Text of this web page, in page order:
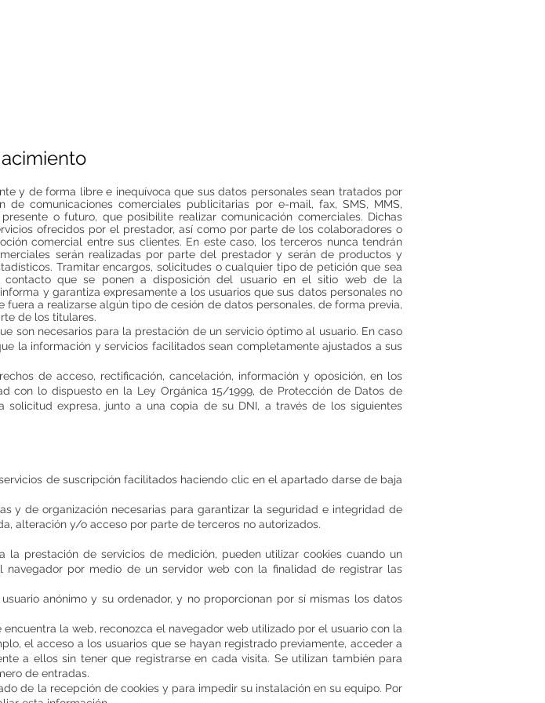
y de forma libre e inequívoca que sus datos personales sean tratados por
comunicaciones comerciales publicitarias por e-mail, fax, SMS, MMS,
o futuro, que posibilite realizar comunicación comerciales. Dichas
ofrecidos por el prestador, así como por parte de los colaboradores o
comercial entre sus clientes. En este caso, los terceros nunca tendrán
serán realizadas por parte del prestador y serán de productos y
Tramitar encargos, solicitudes o cualquier tipo de petición que sea
que se ponen a disposición del usuario en el sitio web de la
y garantiza expresamente a los usuarios que sus datos personales no
a realizarse algún tipo de cesión de datos personales, de forma previa,
de los titulares.
son necesarios para la prestación de un servicio óptimo al usuario. En caso
la información y servicios facilitados sean completamente ajustados a sus
de acceso, rectificación, cancelación, información y oposición, en los
con lo dispuesto en la Ley Orgánica 15/1999, de Protección de Datos de
solicitud expresa, junto a una copia de su DNI, a través de los siguientes
de suscripción facilitados haciendo clic en el apartado darse de baja
y de organización necesarias para garantizar la seguridad e integridad de
alteración y/o acceso por parte de terceros no autorizados.
prestación de servicios de medición, pueden utilizar cookies cuando un
navegador por medio de un servidor web con la finalidad de registrar las
anónimo y su ordenador, y no proporcionan por sí mismas los datos
la web, reconozca el navegador web utilizado por el usuario con la
el acceso a los usuarios que se hayan registrado previamente, acceder a
a ellos sin tener que registrarse en cada visita. Se utilizan también para
de entradas.
de la recepción de cookies y para impedir su instalación en su equipo. Por